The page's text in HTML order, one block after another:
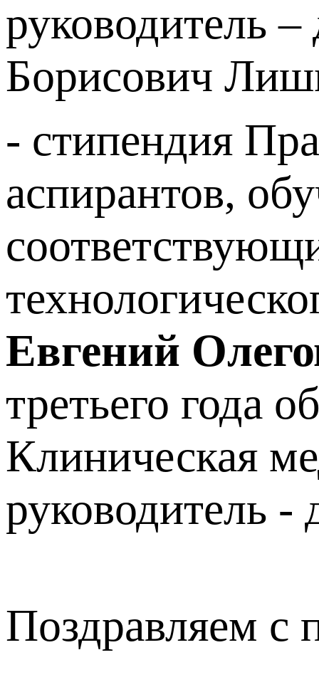
руководитель
Борисович
- стипендия
аспирантов,
Евгений
третьего года
Клиническая
руководитель
Поздравляем с